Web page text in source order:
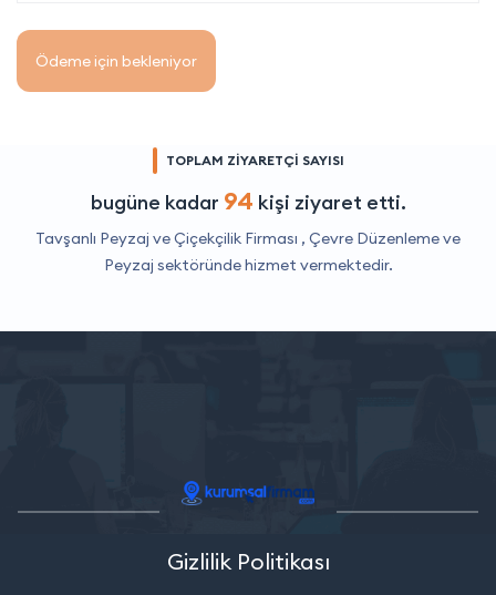
Ödeme için bekleniyor
TOPLAM ZİYARETÇİ SAYISI
bugüne kadar 94 kişi ziyaret etti.
Tavşanlı Peyzaj ve Çiçekçilik Firması , Çevre Düzenleme ve
Peyzaj sektöründe hizmet vermektedir.
Gizlilik Politikası